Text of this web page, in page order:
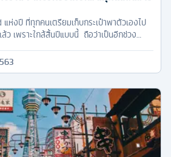
ห่งปี ที่ทุกคนเตรียมเก็บกระเป๋าพาตัวเองไป
ว เพราะใกล้สิ้นปีแบบนี้ ถือว่าเป็นอีกช่วง
’ ก็ถือว่าเป็นเมืองหลักที่หลายๆ คนเลือกจะไป
ทับใจที่นั่นกันครับ